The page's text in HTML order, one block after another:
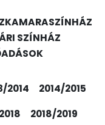
KAMARASZÍNHÁZ
SZÍNHÁZ
2014
2014/2015
2018/2019